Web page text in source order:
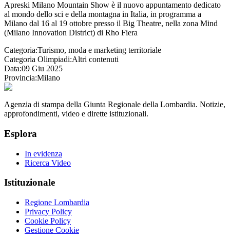
Apreski Milano Mountain Show è il nuovo appuntamento dedicato
al mondo dello sci e della montagna in Italia, in programma a
Milano dal 16 al 19 ottobre presso il Big Theatre, nella zona Mind
(Milano Innovation District) di Rho Fiera
Categoria:Turismo, moda e marketing territoriale
Categoria Olimpiadi:Altri contenuti
Data:09 Giu 2025
Provincia:Milano
Agenzia di stampa della Giunta Regionale della Lombardia. Notizie,
approfondimenti, video e dirette istituzionali.
Esplora
In evidenza
Ricerca Video
Istituzionale
Regione Lombardia
Privacy Policy
Cookie Policy
Gestione Cookie